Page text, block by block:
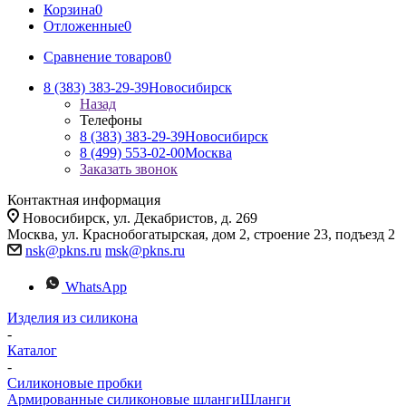
Корзина0
Отложенные0
Сравнение товаров0
8 (383) 383-29-39Новосибирск
Назад
Телефоны
8 (383) 383-29-39Новосибирск
8 (499) 553-02-00Москва
Заказать звонок
Контактная информация
Новосибирск, ул. Декабристов, д. 269
Москва, ул. Краснобогатырская, дом 2, строение 23, подъезд 2
nsk@pkns.ru msk@pkns.ru
WhatsApp
Изделия из силикона
-
Каталог
-
Силиконовые пробки
Армированные силиконовые шлангиШланги